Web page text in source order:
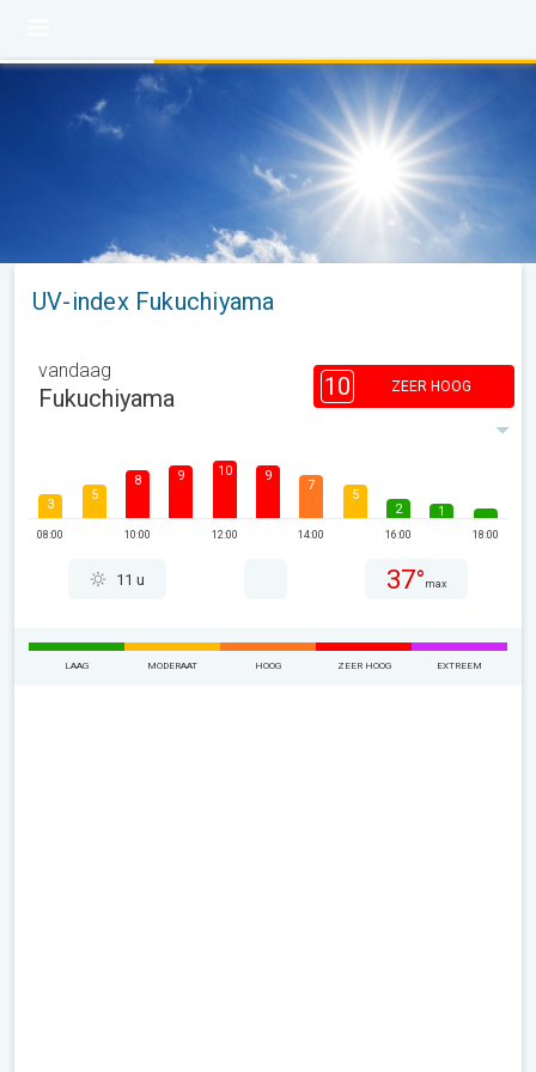
UV-index Fukuchiyama
vandaag
Fukuchiyama 10 ZEER HOOG
3
08:00
5
8
10:00
9 10
12:00
9
7
14:00
5
2
16:00
1
18:00
11 u 37° max
LAAG MODERAAT HOOG ZEER HOOG EXTREEM